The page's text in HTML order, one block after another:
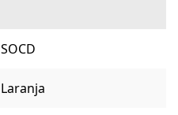
SOCD
Laranja